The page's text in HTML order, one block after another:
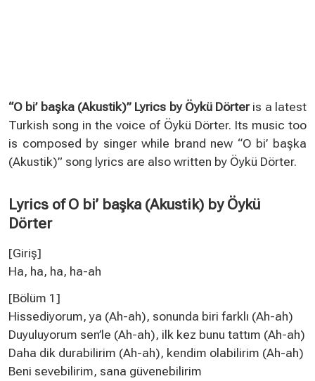
“O bi’ başka (Akustik)” Lyrics by Öykü Dörteris a latest
Turkish song in the voice of Öykü Dörter. Its music too
is composed by singer while brand new “O bi’ başka
(Akustik)” song lyrics are also written by Öykü Dörter.
Lyrics of O bi’ başka (Akustik) by Öykü
Dörter
[Giriş]
Ha, ha, ha, ha-ah
[Bölüm 1]
Hissediyorum, ya (Ah-ah), sonunda biri farklı (Ah-ah)
Duyuluyorum sen’le (Ah-ah), ilk kez bunu tattım (Ah-ah)
Daha dik durabilirim (Ah-ah), kendim olabilirim (Ah-ah)
Beni sevebilirim, sana güvenebilirim